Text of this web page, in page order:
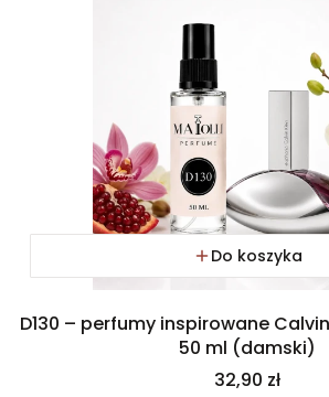
Do koszyka
D130 – perfumy inspirowane
50 ml (damski)
Cena
32,90 zł